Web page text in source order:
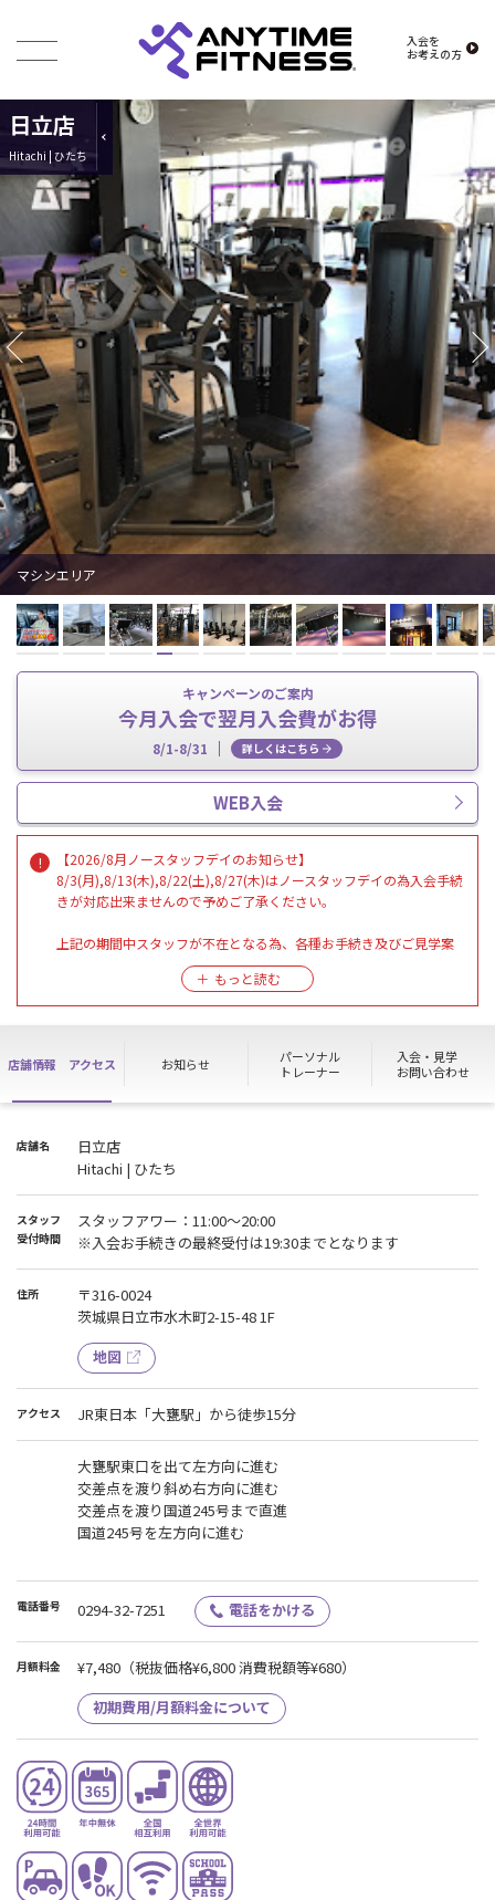
入会を
お考えの方
日立店
Hitachi | ひたち
マシンエリア
キャンペーンのご案内
今月入会で翌月入会費がお得
8/1-8/31 詳しくはこちら
WEB入会
【2026/8月ノースタッフデイのお知らせ】
8/3(月),8/13(木),8/22(土),8/27(木)はノースタッフデイの為入会手続
きが対応出来ませんので予めご了承ください。
上記の期間中スタッフが不在となる為、各種お手続き及びご見学案
内等がご利用できません。
また、ハイスクールパスのご利用も不可となります。
エニタイム会員様は通常通り、24時間施設のご利用は可能です。
店舗情報 アクセス お知らせ
パーソナル
トレーナー
入会・見学
お問い合わせ
店舗名
日立店
Hitachi | ひたち
スタッフ
受付時間
スタッフアワー：11:00～20:00
※入会お手続きの最終受付は19:30までとなります
住所
〒316-0024
茨城県日立市水木町2-15-48 1F
地図
アクセス JR東日本「大甕駅」から徒歩15分
大甕駅東口を出て左方向に進む
交差点を渡り斜め右方向に進む
交差点を渡り国道245号まで直進
国道245号を左方向に進む
電話番号 0294-32-7251 電話をかける
月額料金 ¥7,480 （税抜価格¥6,800 消費税額等¥680）
初期費用/月額料金について